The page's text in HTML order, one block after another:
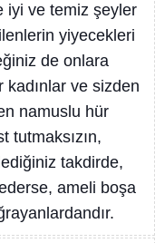
iyi ve temiz şeyler
yiyecekleri
de onlara
ve sizden
namuslu hür
tutmaksızın,
takdirde,
ameli boşa